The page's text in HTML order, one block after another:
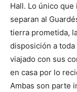
Hall. Lo único
separan al
tierra prometida,
disposición a
viajado con sus
en casa por lo
Ambas son parte